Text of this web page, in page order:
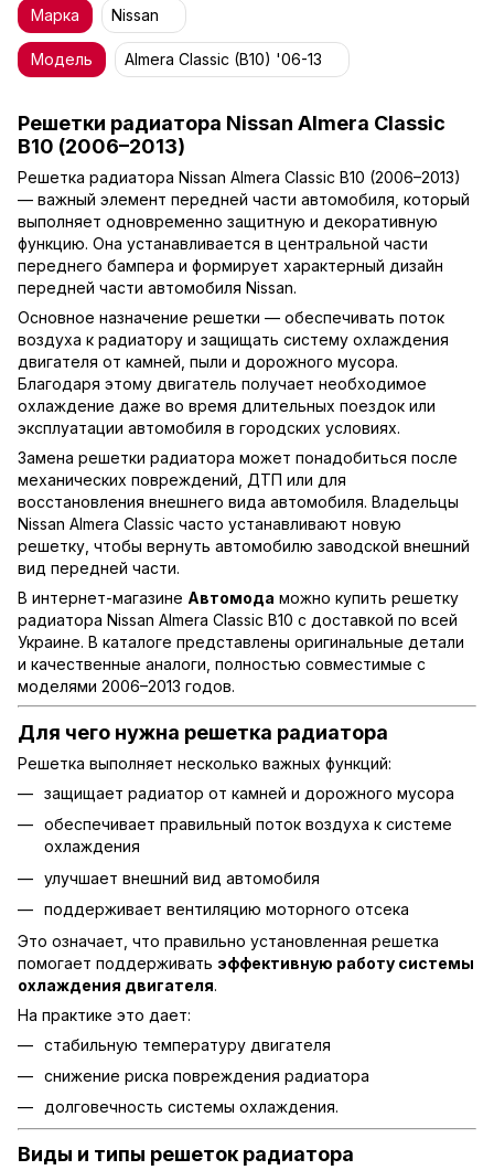
Решетки радиатора Nissan Almera Classic
B10 (2006–2013)
Решетка радиатора Nissan Almera Classic B10 (2006–2013)
— важный элемент передней части автомобиля, который
выполняет одновременно защитную и декоративную
функцию. Она устанавливается в центральной части
переднего бампера и формирует характерный дизайн
передней части автомобиля Nissan.
Основное назначение решетки — обеспечивать поток
воздуха к радиатору и защищать систему охлаждения
двигателя от камней, пыли и дорожного мусора.
Благодаря этому двигатель получает необходимое
охлаждение даже во время длительных поездок или
эксплуатации автомобиля в городских условиях.
Замена решетки радиатора может понадобиться после
механических повреждений, ДТП или для
восстановления внешнего вида автомобиля. Владельцы
Nissan Almera Classic часто устанавливают новую
решетку, чтобы вернуть автомобилю заводской внешний
вид передней части.
В интернет-магазине Автомода можно купить решетку
радиатора Nissan Almera Classic B10 с доставкой по всей
Украине. В каталоге представлены оригинальные детали
и качественные аналоги, полностью совместимые с
моделями 2006–2013 годов.
Для чего нужна решетка радиатора
Решетка выполняет несколько важных функций:
защищает радиатор от камней и дорожного мусора
обеспечивает правильный поток воздуха к системе
охлаждения
улучшает внешний вид автомобиля
поддерживает вентиляцию моторного отсека
Это означает, что правильно установленная решетка
помогает поддерживать эффективную работу системы
охлаждения двигателя.
На практике это дает:
стабильную температуру двигателя
снижение риска повреждения радиатора
долговечность системы охлаждения.
Виды и типы решеток радиатора
Марка Nissan
Модель Almera Classic (B10) '06-13